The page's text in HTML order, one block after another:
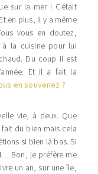
sur la mer ! C’était
en plus, il y a même
vous en doutez,
à la cuisine pour lui
Du coup il est
Et il a fait la
en souvenez ?
vie, à deux. Que
du bien mais cela
si bien là bas. Si
Bon, je préfère me
un an, sur une île,